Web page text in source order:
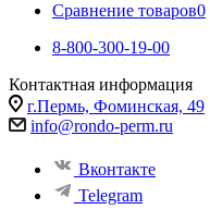
Сравнение товаров0
8-800-300-19-00
Контактная информация
г.Пермь, Фоминская, 49
info@rondo-perm.ru
Вконтакте
Telegram